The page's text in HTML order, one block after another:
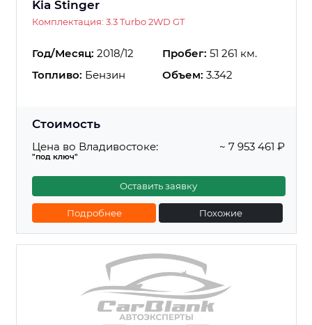
Kia Stinger
Комплектация: 3.3 Turbo 2WD GT
Год/Месяц: 2018/12 Пробег: 51 261 км.
Топливо: Бензин Объем: 3.342
Стоимость
Цена во Владивостоке:
"под ключ"
~ 7 953 461 ₽
Оставить заявку
Подробнее Похожие